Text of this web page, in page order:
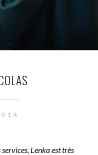
Lenka est très